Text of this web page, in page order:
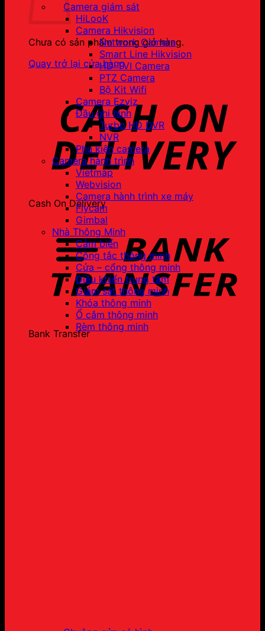
Chưa có sản phẩm trong giỏ hàng.
Quay trở lại cửa hàng
Cash On Delivery
Bank Transfer
Camera giám sát
HiLooK
Camera Hikvision
Network Camera
Smart Line Hikvision
HD-TVI Camera
PTZ Camera
Bộ Kit Wifi
Camera Ezviz
Đầu ghi hình
Turbo HD DVR
NVR
Phụ kiện camera
Camera hành trình
Vietmap
Webvision
Camera hành trình xe máy
Flycam
Gimbal
Nhà Thông Minh
Cảm biến
Công tắc thông minh
Cửa – cổng thông minh
Điều khiển trung tâm
Giám sát thông minh
Khóa thông minh
Ổ cắm thông minh
Rèm thông minh